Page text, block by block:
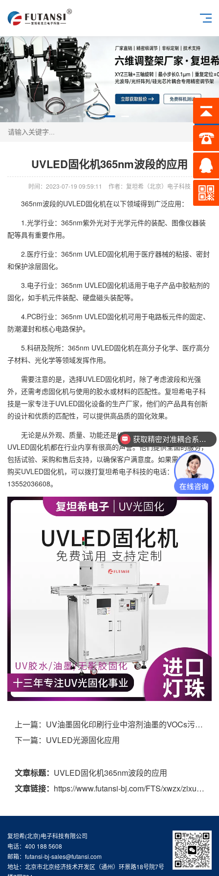
搜索
UVLED固化机365nm波段的应用
时间：2023-07-19 09:59:11 作者：复坦希（北京）电子科技
365nm波段的UVLED固化机在以下领域得到广泛应用：
1.光学行业：365nm紫外光对于光学元件的装配、图像仪器装
配等具有重要作用。
2.医疗行业：365nm UVLED固化机用于医疗器械的粘接、密封
和保护涂层固化。
3.电子行业：365nm UVLED固化机适用于电子产品中胶粘剂的
固化，如手机元件装配、硬盘磁头装配等。
4.PCB行业：365nm UVLED固化机可用于电路板元件的固定、
防潮灌封和核心电路保护。
5.科研及院所：365nm UVLED固化机在高分子化学、医疗高分
子材料、光化学等领域发挥作用。
需要注意的是，选择UVLED固化机时，除了考虑波段和光强
外，还需考虑固化机与使用的胶水或材料的匹配性。复坦希电子科
技是一家专注于UVLED固化设备的生产厂家，他们的产品具有创新
的设计和优质的匹配性，可以提供高品质的固化效果。
无论是从外观、质量、功能还是价格上，复坦希电子科技的
UVLED固化机都在行业内享有很高的声誉。他们提供全面的服务，
包括试验、采购和售后支持，以确保客户满意度。如果需要咨询或
购买UVLED固化机，可以拨打复坦希电子科技的电话：
13552036608。
上一篇： UV油墨固化印刷行业中溶剂油墨的VOCs污染对环境的影响？
下一篇： UVLED光源固化应用
文章标题： UVLED固化机365nm波段的应用
文章链接： https://www.futansi-bj.com/FTS/xwzx/zixun/148.html
复坦希(北京)电子科技有限公司
电话：400 188 5608
邮箱：futansi-bj-sales@futansi.com
地址：北京市北京经济技术开发区（通州）环景路18号院7号
获取精密对准耦合系统技术方案